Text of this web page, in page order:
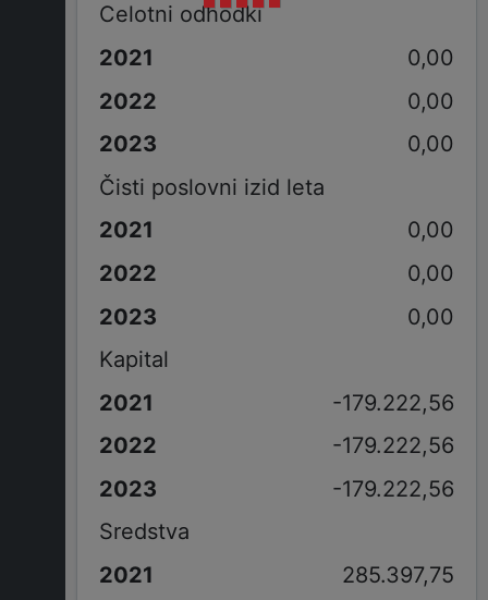
Celotni odhodki
0,00
0,00
0,00
Čisti poslovni izid leta
0,00
0,00
0,00
Kapital
-179.222,56
-179.222,56
-179.222,56
Sredstva
285.397,75